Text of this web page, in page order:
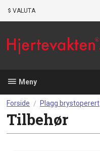
VALUTA
Meny
Forside Plagg brystoperert
Tilbehør